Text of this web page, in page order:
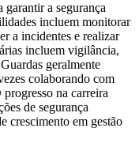
garantir a segurança
incluem monitorar
a incidentes e realizar
incluem vigilância,
geralmente
colaborando com
na carreira
de segurança
crescimento em gestão